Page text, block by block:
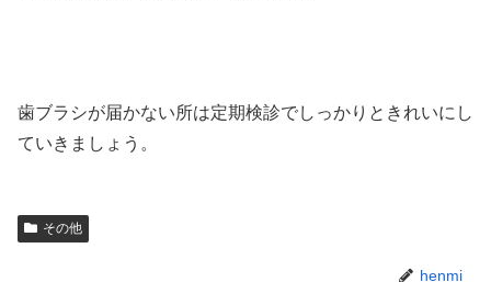
歯ブラシが届かない所は定期検診でしっかりときれいにし
ていきましょう。
その他
henmi